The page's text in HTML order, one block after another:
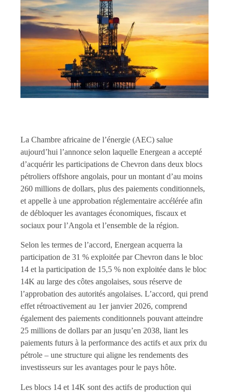
La Chambre africaine de l’énergie (AEC) salue
aujourd’hui l’annonce selon laquelle Energean a accepté
d’acquérir les participations de Chevron dans deux blocs
pétroliers offshore angolais, pour un montant d’au moins
260 millions de dollars, plus des paiements conditionnels,
et appelle à une approbation réglementaire accélérée afin
de débloquer les avantages économiques, fiscaux et
sociaux pour l’Angola et l’ensemble de la région.
Selon les termes de l’accord, Energean acquerra la
participation de 31 % exploitée par Chevron dans le bloc
14 et la participation de 15,5 % non exploitée dans le bloc
14K au large des côtes angolaises, sous réserve de
l’approbation des autorités angolaises. L’accord, qui prend
effet rétroactivement au 1er janvier 2026, comprend
également des paiements conditionnels pouvant atteindre
25 millions de dollars par an jusqu’en 2038, liant les
paiements futurs à la performance des actifs et aux prix du
pétrole – une structure qui aligne les rendements des
investisseurs sur les avantages pour le pays hôte.
Les blocs 14 et 14K sont des actifs de production qui